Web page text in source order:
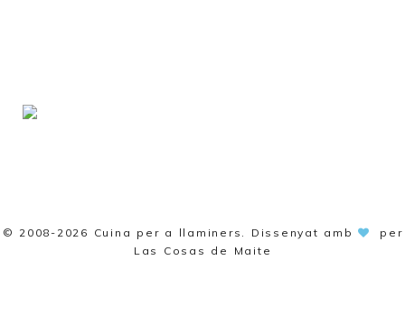
© 2008-2026 Cuina per a llaminers . Dissenyat amb
per
Las Cosas de Maite